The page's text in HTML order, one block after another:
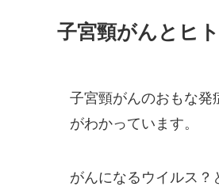
子宮頸がんとヒ
子宮頸がんのおもな発
がわかっています。
がんになるウイルス